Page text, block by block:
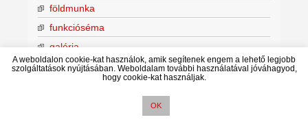
földmunka
funkcióséma
galéria
gardrób
A weboldalon cookie-kat használok, amik segítenek engem a lehető legjobb
szolgáltatások nyújtásában. Weboldalam további használatával jóváhagyod,
hogy cookie-kat használjak.
OK